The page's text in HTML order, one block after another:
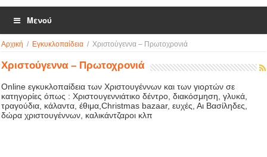
Μενού
Αρχική / Εγκυκλοπαίδεια / Χριστούγεννα – Πρωτοχρονιά
Χριστούγεννα – Πρωτοχρονιά
Online εγκυκλοπαίδεια των Χριστουγέννων και των γιορτών σε
κατηγορίες όπως : Χριστουγεννιάτικο δέντρο, διακόσμηση, γλυκά,
τραγούδια, κάλαντα, έθιμα,Christmas bazaar, ευχές, Αι Βασίληδες,
δώρα χριστουγέννων, καλικάντζαροι κλπ